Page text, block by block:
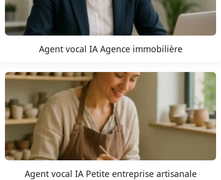
Agent vocal IA Agence immobilière
Agent vocal IA Petite entreprise artisanale